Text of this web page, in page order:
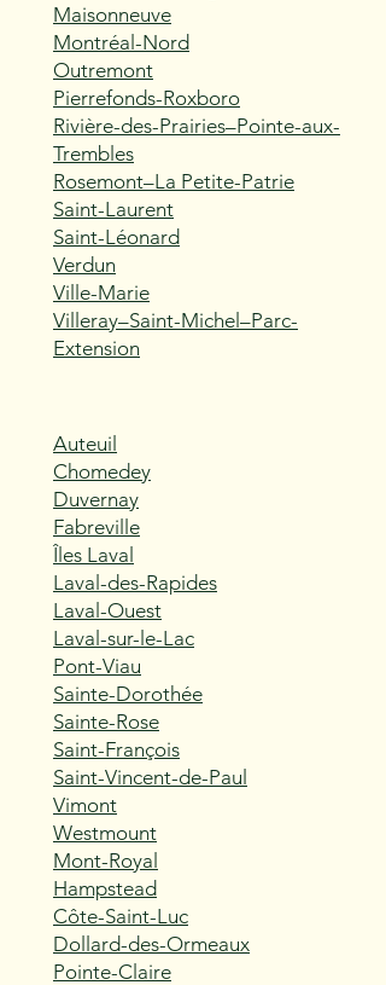
Maisonneuve
Montréal-Nord
Outremont
Pierrefonds-Roxboro
Rivière-des-Prairies–Pointe-aux-
Trembles
Rosemont–La Petite-Patrie
Saint-Laurent
Saint-Léonard
Verdun
Ville-Marie
Villeray–Saint-Michel–Parc-
Extension
Auteuil
Chomedey
Duvernay
Fabreville
Îles Laval
Laval-des-Rapides
Laval-Ouest
Laval-sur-le-Lac
Pont-Viau
Sainte-Dorothée
Sainte-Rose
Saint-François
Saint-Vincent-de-Paul
Vimont
Westmount
Mont-Royal
Hampstead
Côte-Saint-Luc
Dollard-des-Ormeaux
Pointe-Claire